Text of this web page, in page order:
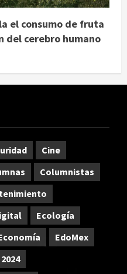
el consumo de fruta
del cerebro humano
Cine
Columnistas
Ecología
EdoMex